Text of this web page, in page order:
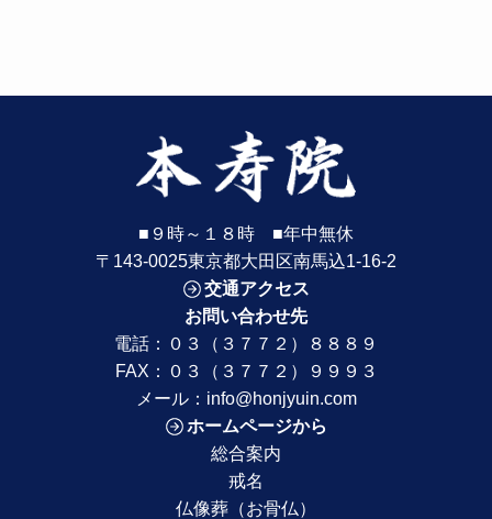
■９時～１８時 ■年中無休
〒143-0025東京都大田区南馬込1-16-2
交通アクセス
お問い合わせ先
電話： ０３（３７７２）８８８９
FAX：０３（３７７２）９９９３
メール： info@honjyuin.com
ホームページから
総合案内
戒名
仏像葬（お骨仏）